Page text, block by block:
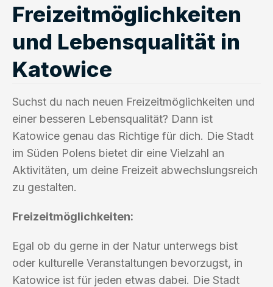
Freizeitmöglichkeiten
und Lebensqualität in
Katowice
Suchst du nach neuen Freizeitmöglichkeiten und
einer besseren Lebensqualität? Dann ist
Katowice genau das Richtige für dich. Die Stadt
im Süden Polens bietet dir eine Vielzahl an
Aktivitäten, um deine Freizeit abwechslungsreich
zu gestalten.
Freizeitmöglichkeiten:
Egal ob du gerne in der Natur unterwegs bist
oder kulturelle Veranstaltungen bevorzugst, in
Katowice ist für jeden etwas dabei. Die Stadt